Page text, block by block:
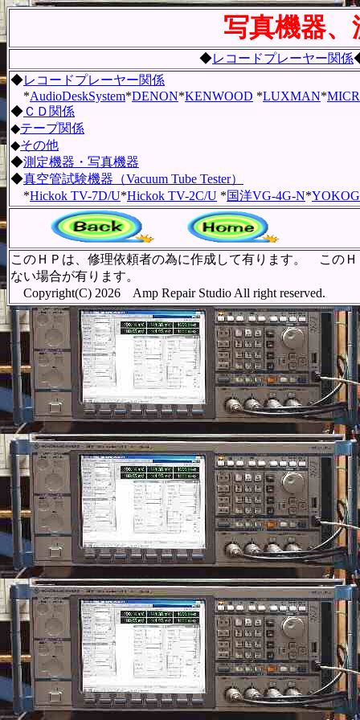
写真機器
◆レコードプレーヤー関係
◆レコードプレーヤー関係
*AudioDeskSystem*DENON*KENWOOD *LUXMAN*
◆ＣＤ関係
◆テープ関係
◆その他
◆測定機器・写真機器
◆真空管試験機器（Vacuum Tube Tester）
*Hickok TV-7D/U*Hickok TV-2C/U *国洋VG-4G-N*
このＨＰは、修理依頼者の為に作成して有ります。 この
ない場合が有ります。
Copyright(C) 2026 Amp Repair Studio All right reserved.